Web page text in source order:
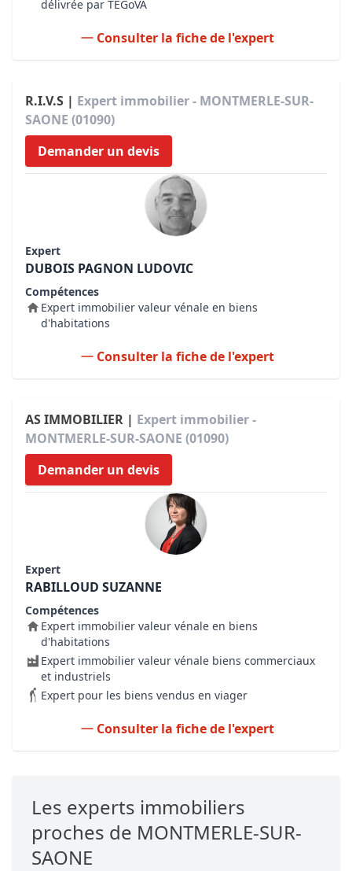
délivrée par TEGoVA
Consulter la fiche de l'expert
R.I.V.S | Expert immobilier - MONTMERLE-SUR-
SAONE (01090)
Demander un devis
Expert
DUBOIS PAGNON LUDOVIC
Compétences
Expert immobilier valeur vénale en biens
d'habitations
Consulter la fiche de l'expert
AS IMMOBILIER | Expert immobilier -
MONTMERLE-SUR-SAONE (01090)
Demander un devis
Expert
RABILLOUD SUZANNE
Compétences
Expert immobilier valeur vénale en biens
d'habitations
Expert immobilier valeur vénale biens commerciaux
et industriels
Expert pour les biens vendus en viager
Consulter la fiche de l'expert
Les experts immobiliers
proches de MONTMERLE-SUR-
SAONE